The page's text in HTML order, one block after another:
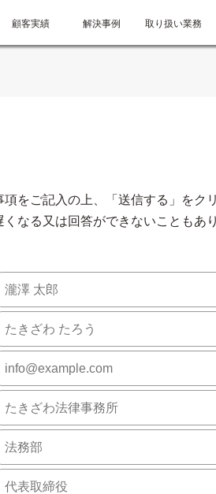
顧客実績 解決事例 取り扱い業務
をご記入の上、「送信する」をク
なる又は回答ができないこともあ